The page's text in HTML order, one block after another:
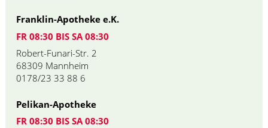
Franklin-Apotheke e.K.
FR 08:30 BIS SA 08:30
Robert-Funari-Str. 2
68309 Mannheim
0178/23 33 88 6
Pelikan-Apotheke
FR 08:30 BIS SA 08:30